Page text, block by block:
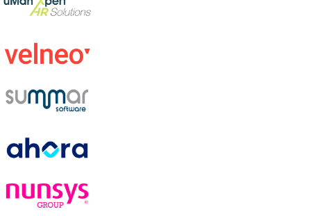
Dibaq Group
copias, con la dificultad de su gestión manual y
archivo. Actualmente, lo generamos desde nuestro
que nos ha permitido reducir la manipulación de papel
y simplificar la gestión documental.
David Sanz
Responsable de Área Funcional